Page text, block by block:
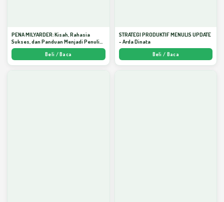
PENA MILYARDER: Kisah, Rahasia
Sukses, dan Panduan Menjadi Penulis 1
Milyar di KBM App dari Nol - Arda Dinata
Beli / Baca
STRATEGI PRODUKTIF MENULIS UPDATE
- Arda Dinata
Beli / Baca